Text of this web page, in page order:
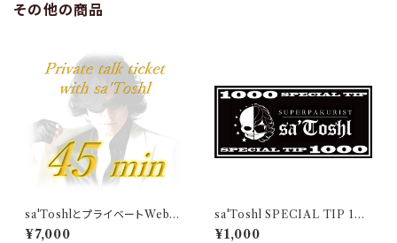
その他の商品
sa'ToshlとプライベートWebト
ーク（45分）
¥7,000
sa'Toshl SPECIAL TIP 100
0
¥1,000